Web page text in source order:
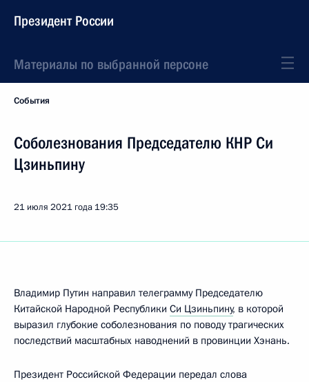
Президент России
Материалы по выбранной персоне
События
Соболезнования Председателю КНР Си
Цзиньпину
21 июля 2021 года 19:35
Владимир Путин направил телеграмму Председателю
Китайской Народной Республики Си Цзиньпину, в которой
выразил глубокие соболезнования по поводу трагических
последствий масштабных наводнений в провинции Хэнань.
Президент Российской Федерации передал слова